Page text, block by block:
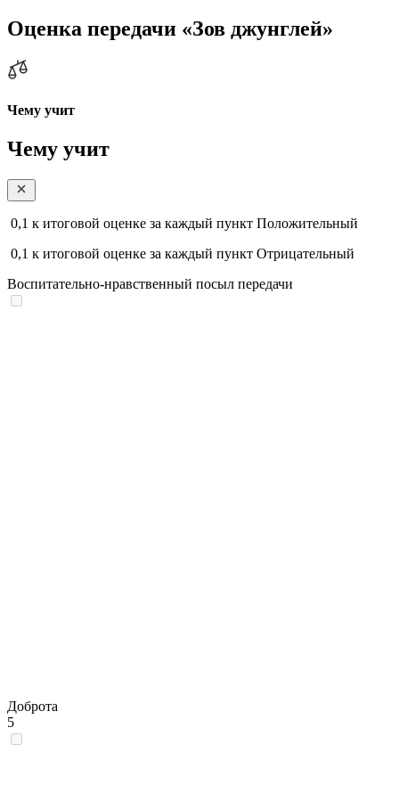
Оценка передачи «Зов джунглей»
Чему учит
Чему учит
0,1 к итоговой оценке за каждый пункт Положительный
0,1 к итоговой оценке за каждый пункт Отрицательный
Воспитательно-нравственный посыл передачи
Доброта
5